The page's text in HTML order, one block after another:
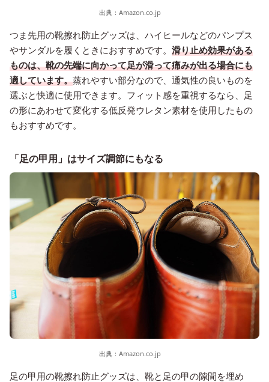
出典： Amazon.co.jp
つま先用の靴擦れ防止グッズは、ハイヒールなどのパンプス
やサンダルを履くときにおすすめです。 滑り止め効果がある
ものは、靴の先端に向かって足が滑って痛みが出る場合にも
適しています。蒸れやすい部分なので、通気性の良いものを
選ぶと快適に使用できます。フィット感を重視するなら、足
の形にあわせて変化する低反発ウレタン素材を使用したもの
もおすすめです。
「足の甲用」はサイズ調節にもなる
出典： Amazon.co.jp
足の甲用の靴擦れ防止グッズは、靴と足の甲の隙間を埋め